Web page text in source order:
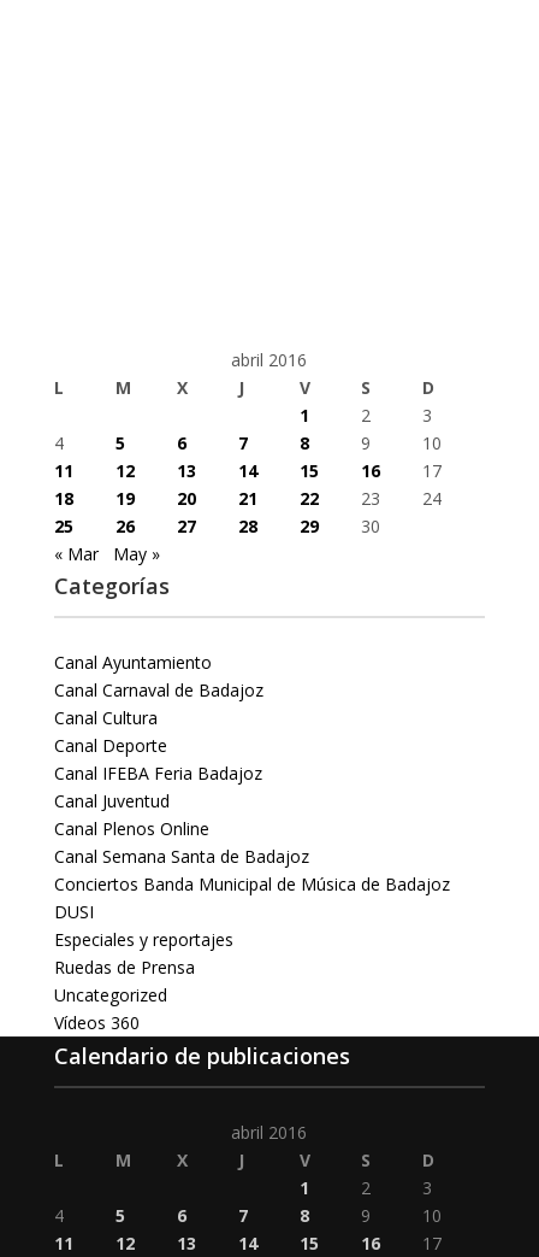
abril 2016
L
M X J V S
D
1
2
3
4
5 6 7 8 9
10
11
12 13 14 15 16
17
18
19 20 21 22 23
24
25
26 27 28 29
30
« Mar
May »
Categorías
Canal Ayuntamiento
Canal Carnaval de Badajoz
Canal Cultura
Canal Deporte
Canal IFEBA Feria Badajoz
Canal Juventud
Canal Plenos Online
Canal Semana Santa de Badajoz
Conciertos Banda Municipal de Música de Badajoz
DUSI
Especiales y reportajes
Ruedas de Prensa
Uncategorized
Vídeos 360
Calendario de publicaciones
abril 2016
L
M X J V S
D
1
2
3
4
5 6 7 8 9
10
11
12 13 14 15 16
17